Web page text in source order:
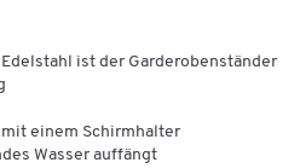
ist der Garderobenständer
einem Schirmhalter
Wasser auffängt